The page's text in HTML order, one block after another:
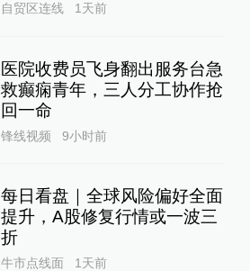
自贸区连线 1天前
医院收费员飞身翻出服务台急
救癫痫青年，三人分工协作抢
回一命
锋线视频 9小时前
每日看盘｜全球风险偏好全面
提升，A股修复行情或一波三
折
牛市点线面 1天前